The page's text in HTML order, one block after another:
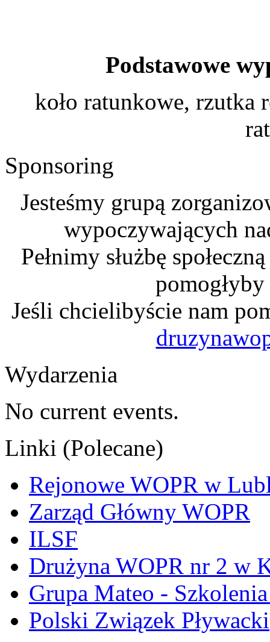
Podstawowe
koło ratunkowe, rzutka
Sponsoring
Jesteśmy grupą
wypoczywających
Pełnimy służbę
Jeśli chcielibyście nam
Wydarzenia
No current events.
Linki (Polecane)
Rejonowe WOPR w
Zarząd Główny WOPR
ILSF
Drużyna WOPR nr 2 w
Grupa Mateo -
Polski Związek Pływacki